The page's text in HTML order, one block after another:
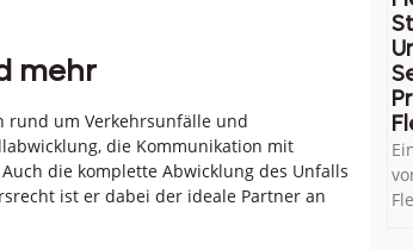
mehr
rund um Verkehrsunfälle und
die Kommunikation mit
die komplette Abwicklung des Unfalls
ist er dabei der ideale Partner an